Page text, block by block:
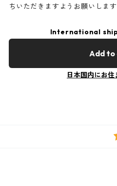
ちいただきますようお願いします
International
Add
日本国内にお